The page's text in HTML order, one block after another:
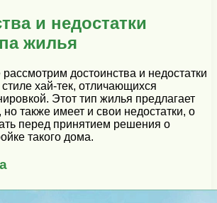
и недостатки
жилья
достоинства и недостатки
хай-тек, отличающихся
Этот тип жилья предлагает
также имеет и свои недостатки, о
перед принятием решения о
такого дома.